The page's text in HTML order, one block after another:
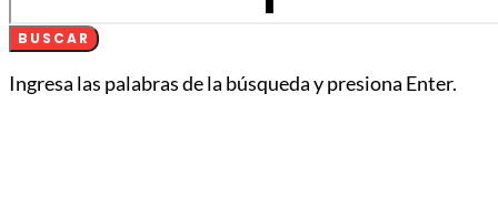
BUSCAR
Ingresa las palabras de la búsqueda y presiona Enter.